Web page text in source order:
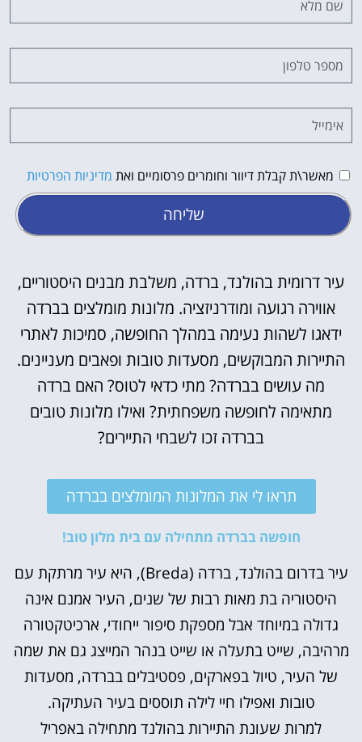
מאשר\ת קבלת דיוור וחומרים פרסומיים ואת מדיניות הפרטיות
שליחה
עיר דרומית בהולנד, ברדה, משלבת מבנים היסטוריים,
אווירה רגועה ומודרניזציה. מלונות מומלצים בברדה
ידאגו לשהות נעימה במהלך החופשה, סמיכות לאתרי
התיירות המבוקשים, מסעדות טובות ופאבים מעניינים.
מה עושים בברדה? מתי כדאי לטוס? האם ברדה
מתאימה לחופשה משפחתית? ואילו מלונות טובים
בברדה זכו לשבחי התיירים?
תראו לי את המלונות המומלצים בברדה
חופשה בברדה מתחילה עם בית מלון טוב!
עיר בדרום בהולנד, ברדה (Breda), היא עיר מרתקת עם
היסטוריה בת מאות רבות של שנים, העיר אמנם אינה
גדולה במיוחד אבל מספקת סיפור ייחודי, ארכיטקטורה
מרהיבה, שייט בתעלה או שייט בנהר המייצג גם את שמה
של העיר, טיול בפארקים, פסטיבלים בברדה, מסעדות
טובות ואפילו חיי לילה תוססים בעיר העתיקה.
למרות שעונת התיירות בהולנד מתחילה באפריל